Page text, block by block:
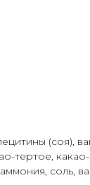
(соя),
тертое,
соль,